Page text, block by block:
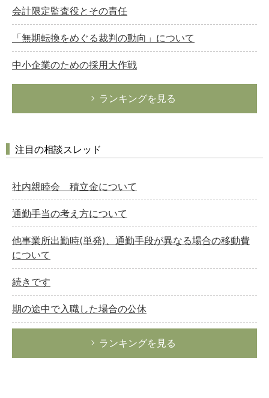
会計限定監査役とその責任
「無期転換をめぐる裁判の動向」について
中小企業のための採用大作戦
ランキングを見る
注目の相談スレッド
社内親睦会 積立金について
通勤手当の考え方について
他事業所出勤時(単発)、通勤手段が異なる場合の移動費
について
続きです
期の途中で入職した場合の公休
ランキングを見る